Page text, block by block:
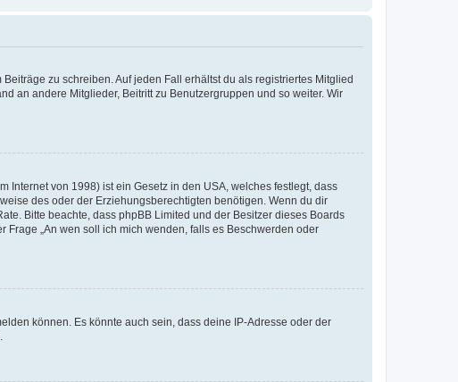
zu schreiben. Auf jeden Fall erhältst du als registriertes Mitglied
an andere Mitglieder, Beitritt zu Benutzergruppen und so weiter. Wir
Internet von 1998) ist ein Gesetz in den USA, welches festlegt, dass
des oder der Erziehungsberechtigten benötigen. Wenn du dir
Bitte beachte, dass phpBB Limited und der Besitzer dieses Boards
„An wen soll ich mich wenden, falls es Beschwerden oder
können. Es könnte auch sein, dass deine IP-Adresse oder der